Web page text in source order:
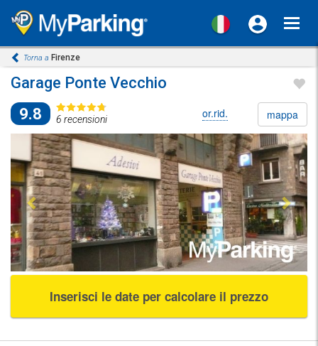
Torna a Firenze
Garage Ponte Vecchio
9.8
6 recensioni or.rid. mappa
Previous Next
Inserisci le date per calcolare il prezzo